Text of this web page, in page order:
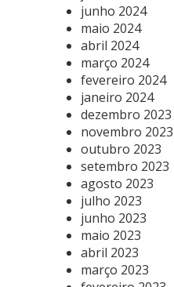
junho 2024
maio 2024
abril 2024
março 2024
fevereiro 2024
janeiro 2024
dezembro 2023
novembro 2023
outubro 2023
setembro 2023
agosto 2023
julho 2023
junho 2023
maio 2023
abril 2023
março 2023